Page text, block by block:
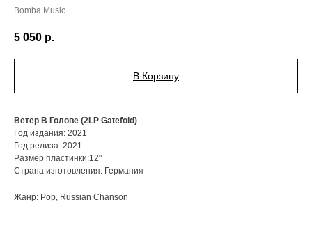
Bomba Music
5 050 р.
В Корзину
Ветер В Голове (2LP Gatefold)
Год издания: 2021
Год релиза: 2021
Размер пластинки:12"
Страна изготовления: Германия
Жанр: Pop, Russian Chanson